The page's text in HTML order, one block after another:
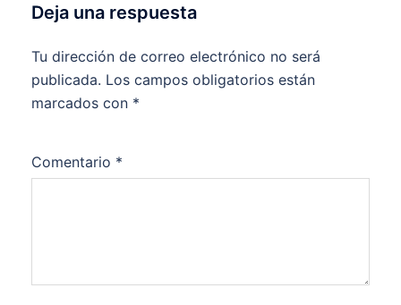
Deja una respuesta
Tu dirección de correo electrónico no será
publicada. Los campos obligatorios están
marcados con *
Comentario *